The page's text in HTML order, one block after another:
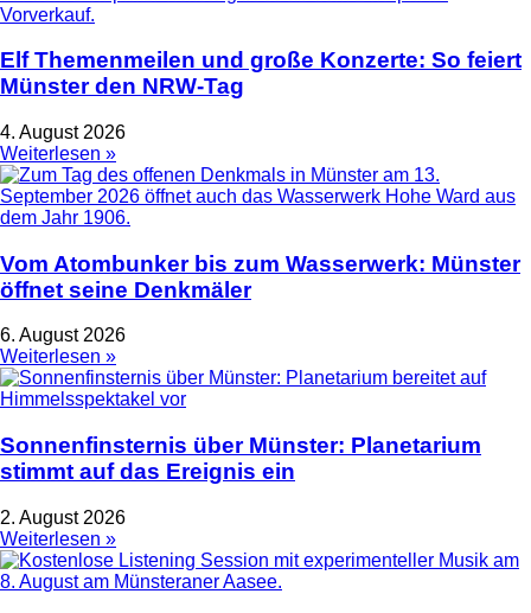
Elf Themenmeilen und große Konzerte: So feiert
Münster den NRW-Tag
4. August 2026
Weiterlesen »
Vom Atombunker bis zum Wasserwerk: Münster
öffnet seine Denkmäler
6. August 2026
Weiterlesen »
Sonnenfinsternis über Münster: Planetarium
stimmt auf das Ereignis ein
2. August 2026
Weiterlesen »